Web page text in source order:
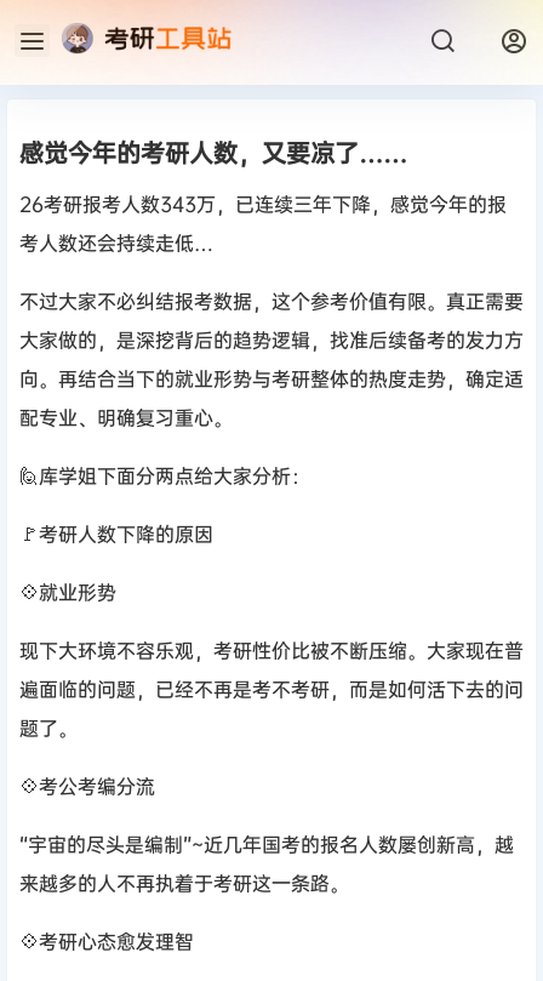
感觉今年的考研人数，又要凉了……
26考研报考人数343万，已连续三年下降，感觉今年的报
考人数还会持续走低…
不过大家不必纠结报考数据，这个参考价值有限。真正需要
大家做的，是深挖背后的趋势逻辑，找准后续备考的发力方
向。再结合当下的就业形势与考研整体的热度走势，确定适
配专业、明确复习重心。
🙋库学姐下面分两点给大家分析：
🚩考研人数下降的原因
💠就业形势
现下大环境不容乐观，考研性价比被不断压缩。大家现在普
遍面临的问题，已经不再是考不考研，而是如何活下去的问
题了。
💠考公考编分流
“宇宙的尽头是编制”~近几年国考的报名人数屡创新高，越
来越多的人不再执着于考研这一条路。
💠考研心态愈发理智